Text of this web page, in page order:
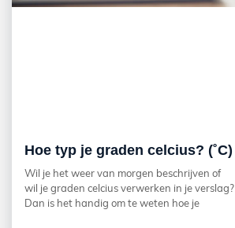
Hoe typ je graden celcius? (˚C)
Wil je het weer van morgen beschrijven of
wil je graden celcius verwerken in je verslag?
Dan is het handig om te weten hoe je